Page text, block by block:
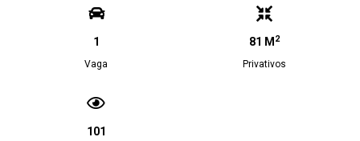
1
Vaga
81 M 2
Privativos
101